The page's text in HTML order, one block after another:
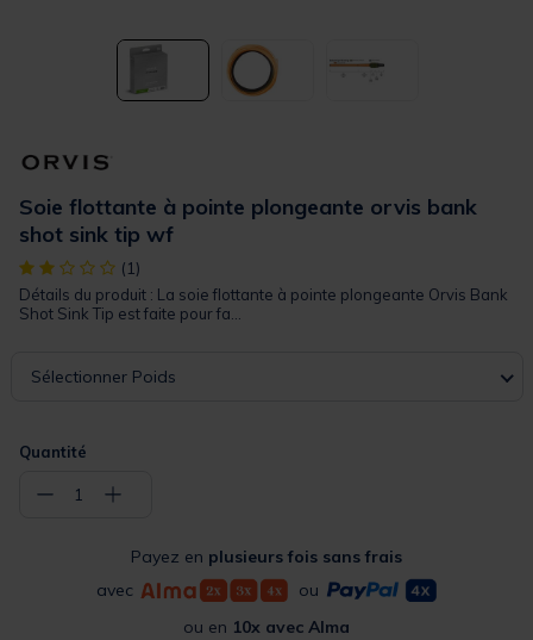
Soie flottante à pointe plongeante orvis bank
shot sink tip wf
[object Object] out of 5 Customer Rating
(1)
Détails du produit : La soie flottante à pointe plongeante Orvis Bank
Shot Sink Tip est faite pour fa...
Sélectionner Poids
Quantité
− 1 +
Payez en plusieurs fois sans frais
avec
ou
ou en 10x avec Alma